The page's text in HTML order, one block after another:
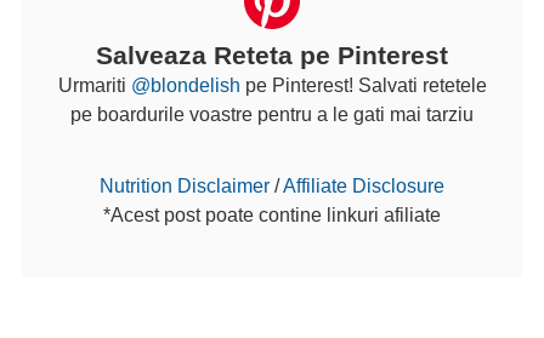
Salveaza Reteta pe Pinterest
Urmariti @blondelish pe Pinterest! Salvati retetele
pe boardurile voastre pentru a le gati mai tarziu
Nutrition Disclaimer /Affiliate Disclosure
*Acest post poate contine linkuri afiliate